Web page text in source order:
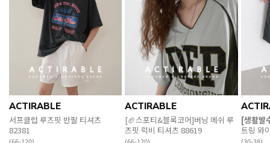
ACTIRABLE
서프클럽 루즈핏 반팔 티셔츠
82381
ACTIRABLE
[🏈스포티&블록코어]버닝 메쉬 루
즈핏 럭비 티셔츠 88619
[생활발
트링 와